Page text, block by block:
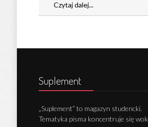
Czytaj dalej...
Suplement
„Suplement” to magazyn studencki.
Tematyka pisma koncentruje się